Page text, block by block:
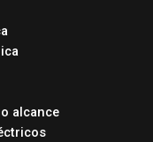
alcance